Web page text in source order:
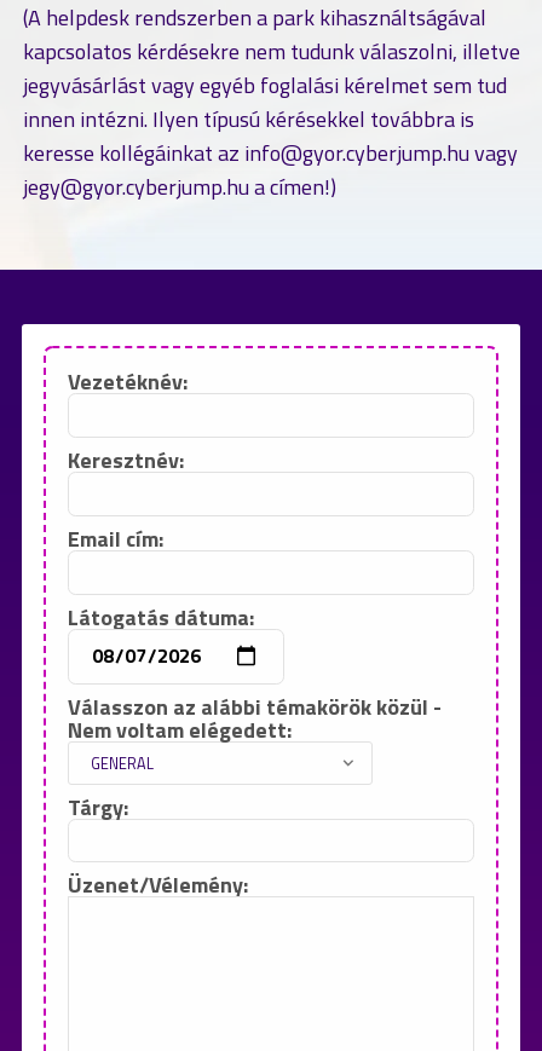
(A helpdesk rendszerben a park kihasználtságával
kapcsolatos kérdésekre nem tudunk válaszolni, illetve
jegyvásárlást vagy egyéb foglalási kérelmet sem tud
innen intézni. Ilyen típusú kérésekkel továbbra is
keresse kollégáinkat az info@gyor.cyberjump.hu vagy
jegy@gyor.cyberjump.hu a címen!)
Vezetéknév:
Keresztnév:
Email cím:
Látogatás dátuma:
Válasszon az alábbi témakörök közül -
Nem voltam elégedett:
Tárgy:
Üzenet/Vélemény: